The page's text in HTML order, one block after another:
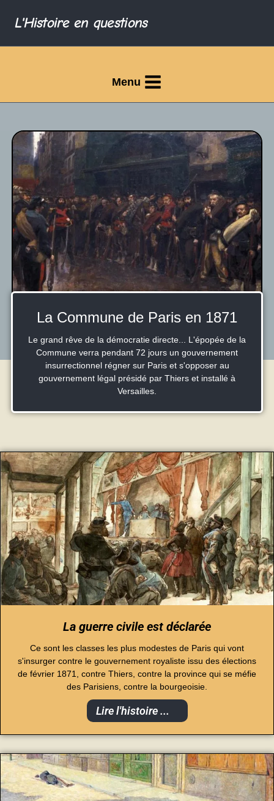
L'Histoire en questions
Menu
La Commune de Paris en 1871
Le grand rêve de la démocratie directe... L'épopée de la
Commune verra pendant 72 jours un gouvernement
insurrectionnel régner sur Paris et s'opposer au
gouvernement légal présidé par Thiers et installé à
Versailles.
La guerre civile est déclarée
Ce sont les classes les plus modestes de Paris qui vont
s'insurger contre le gouvernement royaliste issu des élections
de février 1871, contre Thiers, contre la province qui se méfie
des Parisiens, contre la bourgeoisie.
Lire l'histoire ...